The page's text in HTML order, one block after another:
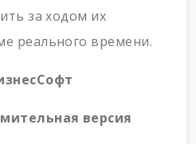
за ходом их
реального времени.
версия